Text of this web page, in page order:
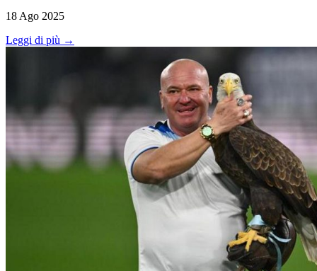
18 Ago 2025
Leggi di più →